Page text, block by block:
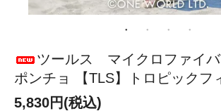
ツールス マイクロファイバ
ポンチョ 【TLS】トロピックフ
5,830円(税込)